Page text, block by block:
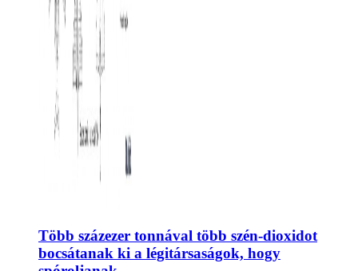
Több százezer tonnával több szén-dioxidot
bocsátanak ki a légitársaságok, hogy